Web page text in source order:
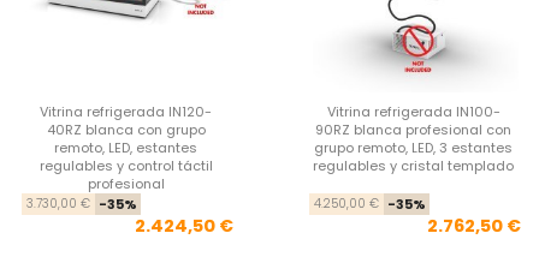
Vitrina refrigerada IN120-
40RZ blanca con grupo
remoto, LED, estantes
regulables y control táctil
profesional
Precio base
3.730,00 € -35%
2.424,50 €
Vitrina refrigerada IN100-
90RZ blanca profesional con
grupo remoto, LED, 3 estantes
regulables y cristal templado
4.250,00 € -35%
2.762,50 €